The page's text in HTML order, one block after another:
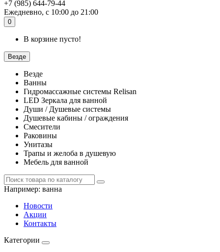
+7 (985) 644-79-44
Ежедневно, с 10:00 до 21:00
0
В корзине пусто!
Везде
Везде
Ванны
Гидромассажные системы Relisan
LED Зеркала для ванной
Души / Душевые системы
Душевые кабины / ограждения
Смесители
Раковины
Унитазы
Трапы и желоба в душевую
Мебель для ванной
Например: ванна
Новости
Акции
Контакты
Категории